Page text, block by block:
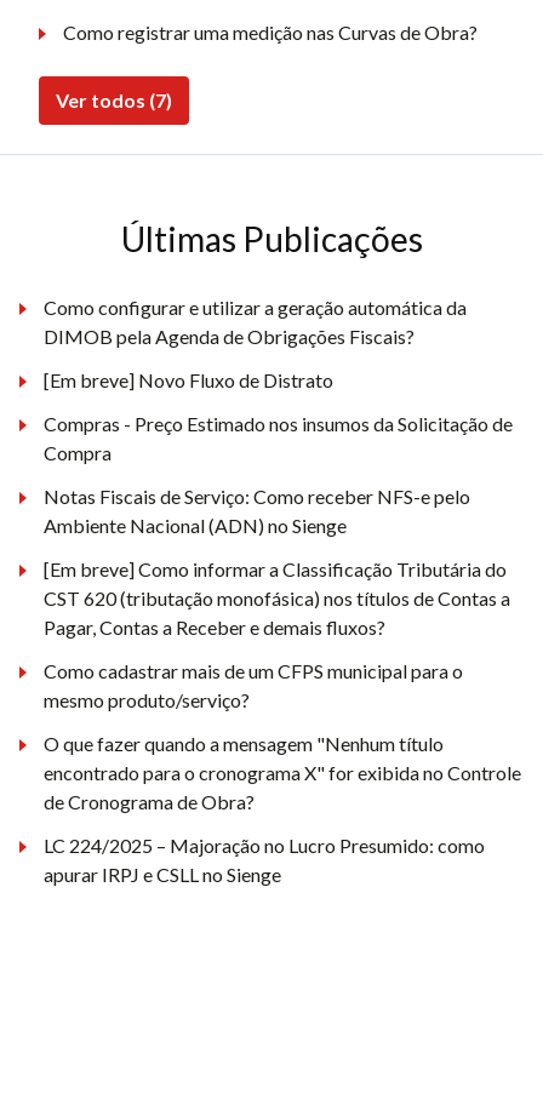
Como registrar uma medição nas Curvas de Obra?
Ver todos (7)
Últimas Publicações
Como configurar e utilizar a geração automática da
DIMOB pela Agenda de Obrigações Fiscais?
[Em breve] Novo Fluxo de Distrato
Compras - Preço Estimado nos insumos da Solicitação de
Compra
Notas Fiscais de Serviço: Como receber NFS-e pelo
Ambiente Nacional (ADN) no Sienge
[Em breve] Como informar a Classificação Tributária do
CST 620 (tributação monofásica) nos títulos de Contas a
Pagar, Contas a Receber e demais fluxos?
Como cadastrar mais de um CFPS municipal para o
mesmo produto/serviço?
O que fazer quando a mensagem "Nenhum título
encontrado para o cronograma X" for exibida no Controle
de Cronograma de Obra?
LC 224/2025 – Majoração no Lucro Presumido: como
apurar IRPJ e CSLL no Sienge